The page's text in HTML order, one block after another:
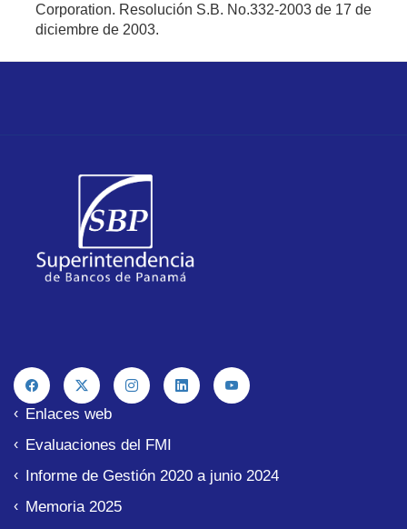
Corporation. Resolución S.B. No.332-2003 de 17 de
diciembre de 2003.
Enlaces web
Evaluaciones del FMI
Informe de Gestión 2020 a junio 2024
Memoria 2025